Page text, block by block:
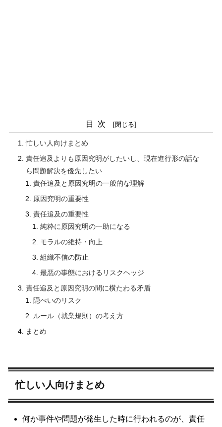
目次
忙しい人向けまとめ
責任追及よりも原因究明がしたいし、現在進行形の話な
ら問題解決を優先したい
責任追及と原因究明の一般的な理解
原因究明の重要性
責任追及の重要性
純粋に原因究明の一助になる
モラルの維持・向上
組織不信の防止
最悪の事態におけるリスクヘッジ
責任追及と原因究明の間に横たわる矛盾
隠ぺいのリスク
ルール（就業規則）の考え方
まとめ
忙しい人向けまとめ
何か事件や問題が発生した時に行われるのが、責任